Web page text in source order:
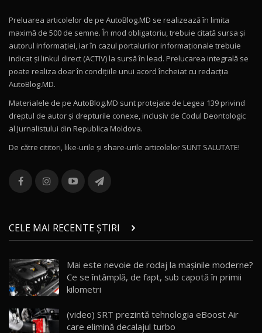
Mercedes-AMG E 53 HYBRID 4MATIC+ / Test
Drive AutoBlog.MD
16:27
11
Noul Volvo ES90 / Test Drive AutoBlog.MD
12
Noul MG HS / Test Drive AutoBlog.MD
16:48
13
combină aventura cu luxul / AutoBlog.MD
36:08
chinez care face lumea să se întoarcă după el
/ AutoBlog.MD
17:27
15 14:37
16
AutoBlogMD
13:10
Preluarea articolelor de pe AutoBlog.MD se realizează în limita
maximă de 500 de semne. În mod obligatoriu, trebuie citată sursa și
autorul informației, iar în cazul portalurilor informaționale trebuie
indicat și linkul direct (ACTIV) la sursă în lead. Prelucarea integrală se
poate realiza doar în condițiile unui acord încheiat cu redacţia
AutoBlog.MD.
Materialele de pe AutoBlog.MD sunt protejate de Legea 139 privind
dreptul de autor și drepturile conexe, inclusiv de Codul Deontologic
al Jurnalistului din Republica Moldova.
De către cititori, like-urile şi share-urile articolelor SUNT SALUTATE!
CELE MAI RECENTE ȘTIRI
Mai este nevoie de rodaj la mașinile moderne?
Ce se întâmplă, de fapt, sub capotă în primii
kilometri
(video) SRT prezintă tehnologia eBoost Air
care elimină decalajul turbo